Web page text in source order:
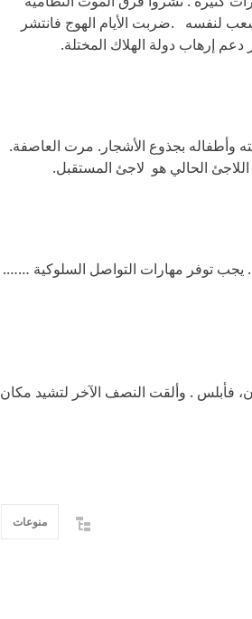
لنفسه .ضربت الأيام الهوج فانتشر
إرهاب دولة الهلاك المختلة.
وأطفاله بجذوع الأشجار. مرت العاصفة.
الحالي هو لاجئ المستقبل.
توفر مهارات التواصل السلوكية …….
فأبلس . وألقت النصف الآخر لتشيد مكان
منوعات